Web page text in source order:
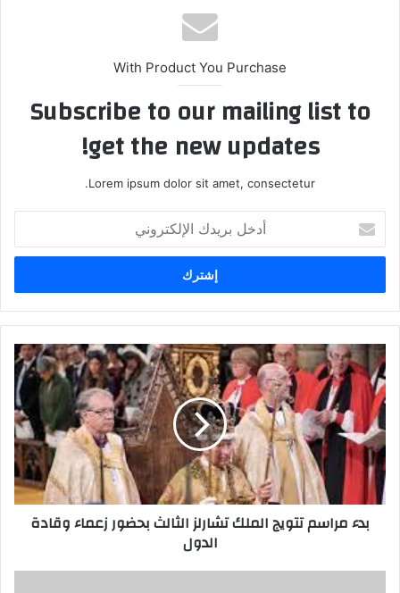
With Product You Purchase
Subscribe to our mailing list to
get the new updates!
Lorem ipsum dolor sit amet, consectetur.
بريدك
الإلكتروني
بدء مراسم تتويج الملك تشارلز الثالث بحضور زعماء وقادة
الدول